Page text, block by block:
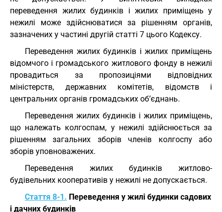
переведення жилих будинків і жилих приміщень у
нежилі може здійснюватися за рішенням органів,
зазначених у частині другій статті 7 цього Кодексу.
Переведення жилих будинків і жилих приміщень
відомчого і громадського житлового фонду в нежилі
провадиться за пропозиціями відповідних
міністерств, державних комітетів, відомств і
центральних органів громадських об’єднань.
Переведення жилих будинків і жилих приміщень,
що належать колгоспам, у нежилі здійснюється за
рішенням загальних зборів членів колгоспу або
зборів уповноважених.
Переведення жилих будинків житлово-
будівельних кооперативів у нежилі не допускається.
Стаття 8-1. Переведення у жилі будинки садових
і дачних будинків